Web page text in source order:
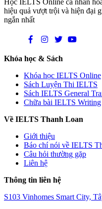
Học IELTS Online cá nhân
hiệu quả vượt trội và hiện đại
ngắn nhất
Khóa học & Sách
Khóa học IELTS Online
Sách Luyện Thi IELTS
Sách IELTS General
Chữa bài IELTS Writing
Về IELTS Thanh Loan
Giới thiệu
Báo chí nói về IELTS
Câu hỏi thường gặp
Liên hệ
Thông tin liên hệ
S103 Vinhomes Smart City,